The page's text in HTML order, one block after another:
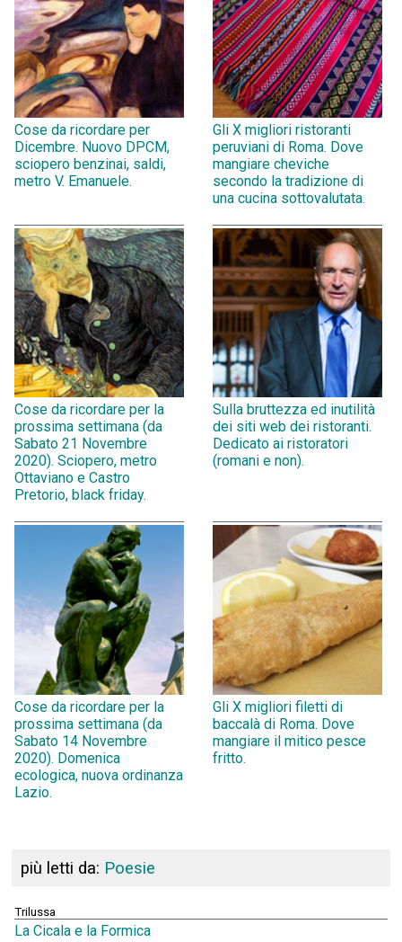
Cose da ricordare per
Dicembre. Nuovo DPCM,
sciopero benzinai, saldi,
metro V. Emanuele.
Gli X migliori ristoranti
peruviani di Roma. Dove
mangiare cheviche
secondo la tradizione di
una cucina sottovalutata.
Cose da ricordare per la
prossima settimana (da
Sabato 21 Novembre
2020). Sciopero, metro
Ottaviano e Castro
Pretorio, black friday.
Sulla bruttezza ed inutilità
dei siti web dei ristoranti.
Dedicato ai ristoratori
(romani e non).
Cose da ricordare per la
prossima settimana (da
Sabato 14 Novembre
2020). Domenica
ecologica, nuova ordinanza
Lazio.
Gli X migliori filetti di
baccalà di Roma. Dove
mangiare il mitico pesce
fritto.
più letti da: Poesie
Trilussa
La Cicala e la Formica